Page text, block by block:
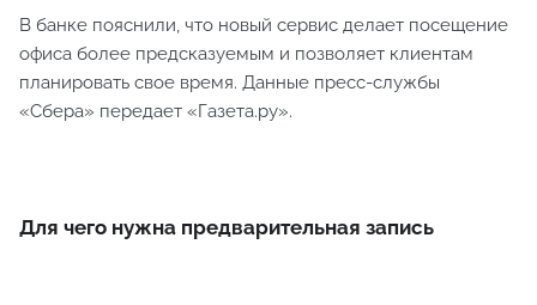
В банке пояснили, что новый сервис делает посещение
офиса более предсказуемым и позволяет клиентам
планировать свое время. Данные пресс-службы
«Сбера» передает «Газета.ру».
Для чего нужна предварительная запись